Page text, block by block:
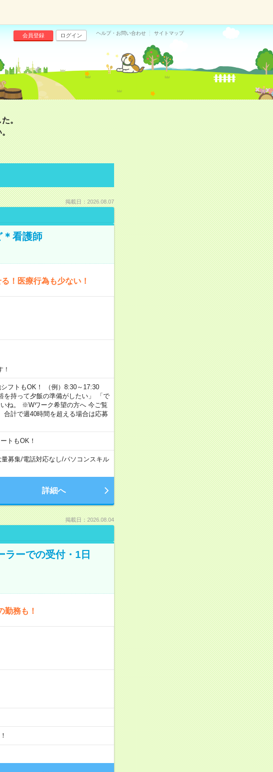
会員登録 ログイン ヘルプ・お問い合わせ サイトマップ
た。
。
掲載日：2026.08.07
＊看護師
！医療行為も少ない！
！
フトもOK！ （例）8:30～17:30
持って夕飯の準備がしたい」 「で
ね。 ※Wワーク希望の方へ 今ご覧
計で週40時間を超える場合は応募
トもOK！
募集/電話対応なし/パソコンスキル
詳細へ
掲載日：2026.08.04
ラーでの受付・1日
勤務も！